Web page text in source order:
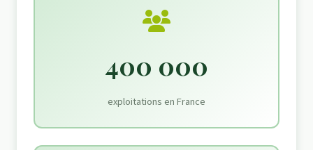
400 000
exploitations en France